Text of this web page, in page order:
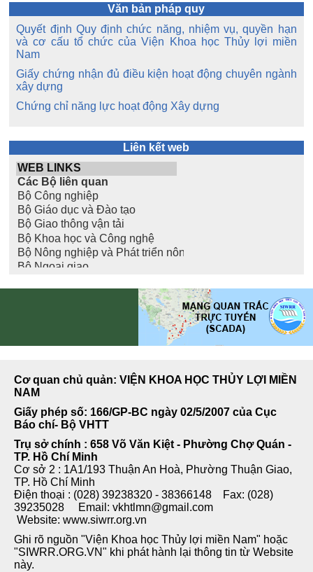
Văn bản pháp quy
Quyết định Quy định chức năng, nhiệm vụ, quyền hạn
và cơ cấu tổ chức của Viện Khoa học Thủy lợi miền
Nam
Giấy chứng nhận đủ điều kiện hoạt động chuyên ngành
xây dựng
Chứng chỉ năng lực hoạt động Xây dựng
Liên kết web
Cơ quan chủ quản: VIỆN KHOA HỌC THỦY LỢI MIỀN
NAM
Giấy phép số: 166/GP-BC ngày 02/5/2007 của Cục
Báo chí- Bộ VHTT
Trụ sở chính : 658 Võ Văn Kiệt - Phường Chợ Quán -
TP. Hồ Chí Minh
Cơ sở 2 : 1A1/193 Thuận An Hoà, Phường Thuận Giao,
TP. Hồ Chí Minh
Điện thoại : (028) 39238320 - 38366148 Fax: (028)
39235028 Email: vkhtlmn@gmail.com
Website: www.siwrr.org.vn
Ghi rõ nguồn "Viện Khoa học Thủy lợi miền Nam" hoặc
"SIWRR.ORG.VN" khi phát hành lại thông tin từ Website
này.